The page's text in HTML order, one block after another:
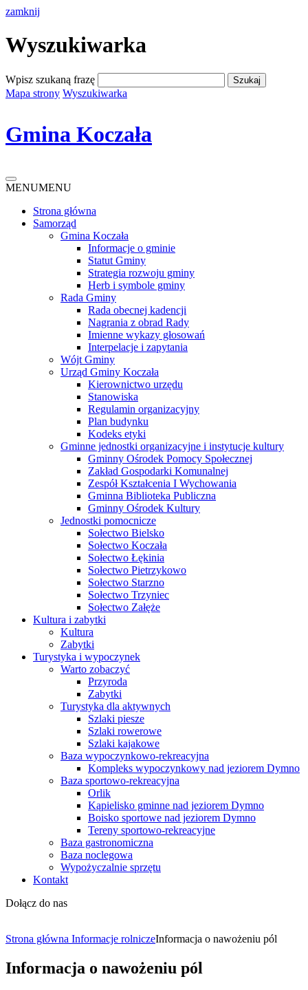
zamknij
Wyszukiwarka
Wpisz szukaną frazę
Mapa strony Wyszukiwarka
Gmina Koczała
MENUMENU
Strona główna
Samorząd
Gmina Koczała
Informacje o gminie
Statut Gminy
Strategia rozwoju gminy
Herb i symbole gminy
Rada Gminy
Rada obecnej kadencji
Nagrania z obrad Rady
Imienne wykazy głosowań
Interpelacje i zapytania
Wójt Gminy
Urząd Gminy Koczała
Kierownictwo urzędu
Stanowiska
Regulamin organizacyjny
Plan budynku
Kodeks etyki
Gminne jednostki organizacyjne i instytucje kultury
Gminny Ośrodek Pomocy Społecznej
Zakład Gospodarki Komunalnej
Zespół Kształcenia I Wychowania
Gminna Biblioteka Publiczna
Gminny Ośrodek Kultury
Jednostki pomocnicze
Sołectwo Bielsko
Sołectwo Koczała
Sołectwo Łękinia
Sołectwo Pietrzykowo
Sołectwo Starzno
Sołectwo Trzyniec
Sołectwo Załęże
Kultura i zabytki
Kultura
Zabytki
Turystyka i wypoczynek
Warto zobaczyć
Przyroda
Zabytki
Turystyka dla aktywnych
Szlaki piesze
Szlaki rowerowe
Szlaki kajakowe
Baza wypoczynkowo-rekreacyjna
Kompleks wypoczynkowy nad jeziorem Dymno
Baza sportowo-rekreacyjna
Orlik
Kąpielisko gminne nad jeziorem Dymno
Boisko sportowe nad jeziorem Dymno
Tereny sportowo-rekreacyjne
Baza gastronomiczna
Baza noclegowa
Wypożyczalnie sprzętu
Kontakt
Dołącz do nas
Strona główna Informacje rolniczeInformacja o nawożeniu pól
Informacja o nawożeniu pól